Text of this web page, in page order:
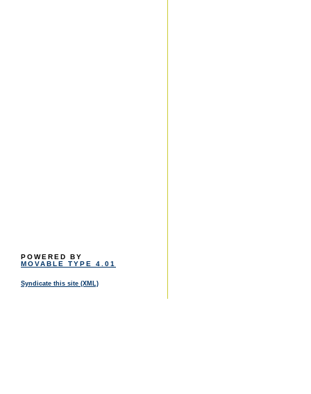
POWERED BY
MOVABLE TYPE 4.01
Syndicate this site (XML)